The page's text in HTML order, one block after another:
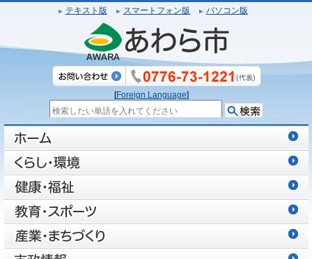
テキスト版 スマートフォン版 パソコン版
[Foreign Language]